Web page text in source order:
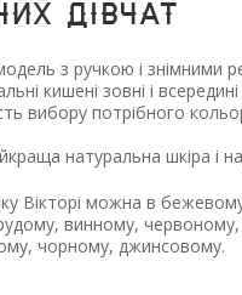
дівчат
з ручкою і знімними
кишені зовні і
вибору потрібного
натуральна шкіра і
Вікторі можна в
винному,
чорному, джинсовому.